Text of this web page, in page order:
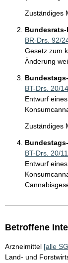
Zuständiges
BR-Drs. 92/
Gesetz zum
Änderung
BT-Drs. 20/
Entwurf
Zuständiges
BT-Drs. 20/
Entwurf
Betroffene
Arzneimittel [alle
Land- und